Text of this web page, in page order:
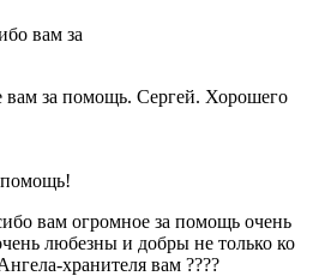
вам за
вам за помощь. Сергей. Хорошего
вам огромное за помощь очень
любезны и добры не только ко
хранителя вам ????